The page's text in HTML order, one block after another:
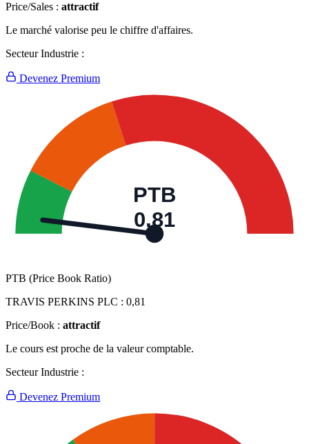
Price/Sales : attractif
Le marché valorise peu le chiffre d'affaires.
Secteur Industrie :
Devenez Premium
PTB
0,81
PTB (Price Book Ratio)
TRAVIS PERKINS PLC : 0,81
Price/Book : attractif
Le cours est proche de la valeur comptable.
Secteur Industrie :
Devenez Premium